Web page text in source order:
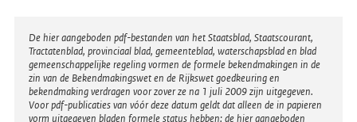
Disclaimer
De hier aangeboden pdf-bestanden van het Staatsblad, Staatscourant,
Tractatenblad, provinciaal blad, gemeenteblad, waterschapsblad en blad
gemeenschappelijke regeling vormen de formele bekendmakingen in de
zin van de Bekendmakingswet en de Rijkswet goedkeuring en
bekendmaking verdragen voor zover ze na 1 juli 2009 zijn uitgegeven.
Voor pdf-publicaties van vóór deze datum geldt dat alleen de in papieren
vorm uitgegeven bladen formele status hebben; de hier aangeboden